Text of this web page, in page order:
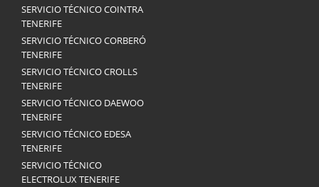
SERVICIO TÉCNICO COINTRA
TENERIFE
SERVICIO TÉCNICO CORBERÓ
TENERIFE
SERVICIO TÉCNICO CROLLS
TENERIFE
SERVICIO TÉCNICO DAEWOO
TENERIFE
SERVICIO TÉCNICO EDESA
TENERIFE
SERVICIO TÉCNICO
ELECTROLUX TENERIFE